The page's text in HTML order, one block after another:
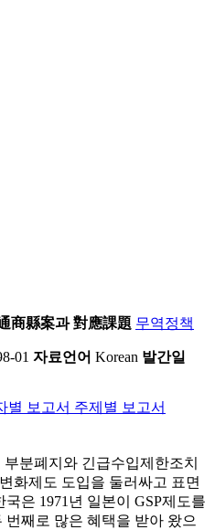
商縣案과 對應課題 무역정책
01 자료언어 Korean 발간일
별 보고서 주제별 보고서
분폐지와 긴급수입제한조치
화제도 도입을 둘러싸고 표면
은 1971년 일본이 GSP제도를
째로 많은 혜택을 받아 왔으